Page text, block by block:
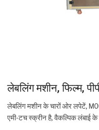
लेबलिंग मशीन, फिल्म,
लेबलिंग मशीन के चारों ओर लपेटें,
एमी-टच स्क्रीन है, वैकल्पिक लंबाई के